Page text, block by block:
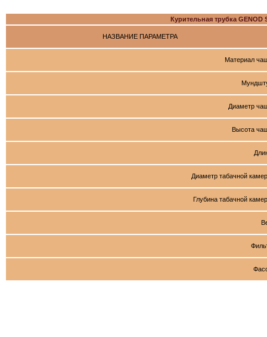
Курительная трубка GENOD
НАЗВАНИЕ ПАРАМЕТРА
Материал
Диаметр
Высота
Диаметр табачной
Глубина табачной